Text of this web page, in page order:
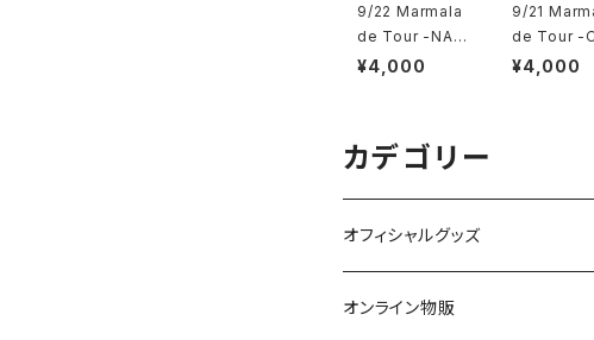
9/22 Marmala
de Tour -NAG
OYA- ※FC割引
¥4,000
9/21
de Tour -
KA- ※FC割
¥4,000
カデゴリー
オフィシャルグッズ
オンライン物販